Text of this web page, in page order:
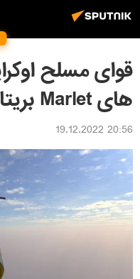
قوای مسلح
های Marlet بریتانیایی شد
20:56 19.12.2022